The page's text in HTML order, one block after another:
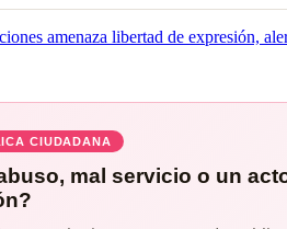
amenaza libertad de expresión,
CIUDADANA
mal servicio o un